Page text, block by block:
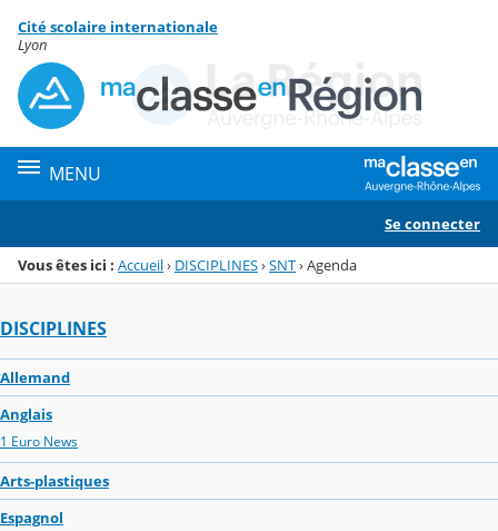
Menu de la rubrique
Contenu
Cité scolaire internationale
Lyon
MENU
Se connecter
Vous êtes ici : Accueil› DISCIPLINES›SNT›Agenda
DISCIPLINES
Allemand
Anglais
1 Euro News
Arts-plastiques
Espagnol